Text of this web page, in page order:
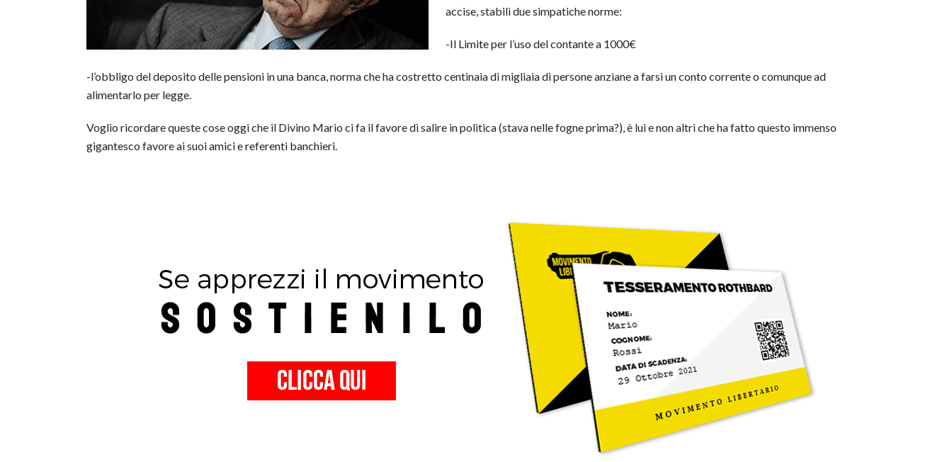
accise, stabilì due simpatiche norme:
-Il Limite per l’uso del contante a 1000€
-l’obbligo del deposito delle pensioni in una banca, norma che ha costretto centinaia di migliaia di persone anziane a farsi un conto corrente o comunque ad
alimentarlo per legge.
Voglio ricordare queste cose oggi che il Divino Mario ci fa il favore di salire in politica (stava nelle fogne prima?), è lui e non altri che ha fatto questo immenso
gigantesco favore ai suoi amici e referenti banchieri.